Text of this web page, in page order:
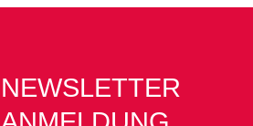
NEWSLETTER